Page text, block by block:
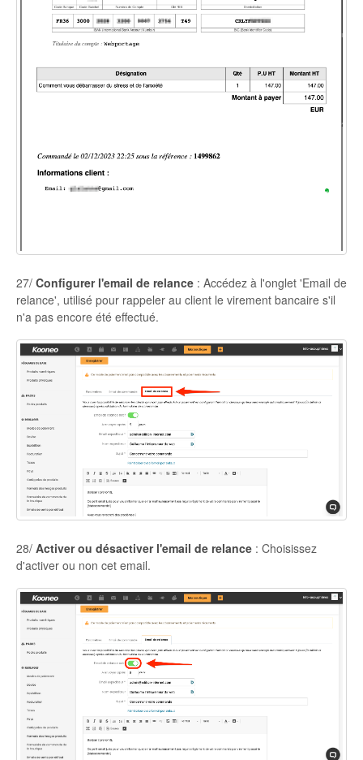
27/ Configurer l'email de relance : Accédez à l'onglet 'Email de
relance', utilisé pour rappeler au client le virement bancaire s'il
n'a pas encore été effectué.
28/ Activer ou désactiver l'email de relance : Choisissez
d'activer ou non cet email.